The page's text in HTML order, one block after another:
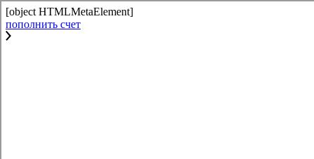
[object HTMLMetaElement]
пополнить счет